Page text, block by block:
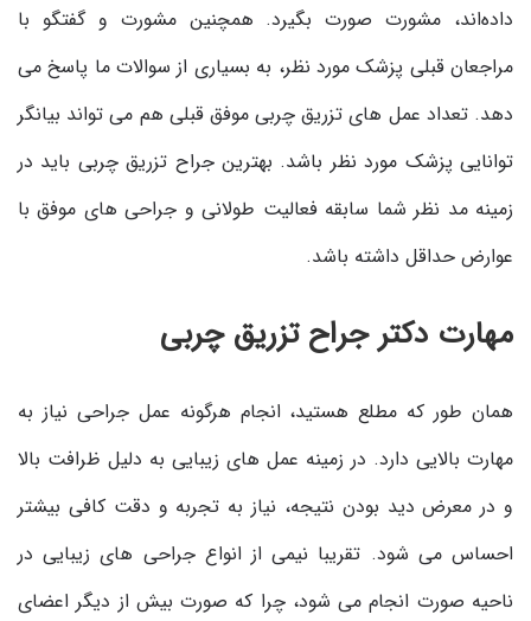
داده‌اند، مشورت صورت بگیرد. همچنین مشورت و گفتگو با
مراجعان قبلی پزشک مورد نظر، به بسیاری از سوالات ما پاسخ می
دهد. تعداد عمل های تزریق چربی موفق قبلی هم می تواند بیانگر
توانایی پزشک مورد نظر باشد. بهترین جراح تزریق چربی باید در
زمینه مد نظر شما سابقه فعالیت طولانی و جراحی های موفق با
عوارض حداقل داشته باشد.
مهارت دکتر جراح تزریق چربی
همان طور که مطلع هستید، انجام هرگونه عمل جراحی نیاز به
مهارت بالایی دارد. در زمینه عمل های زیبایی به دلیل ظرافت بالا
و در معرض دید بودن نتیجه، نیاز به تجربه و دقت کافی بیشتر
احساس می شود. تقریبا نیمی از انواع جراحی های زیبایی در
ناحیه صورت انجام می شود، چرا که صورت بیش از دیگر اعضای